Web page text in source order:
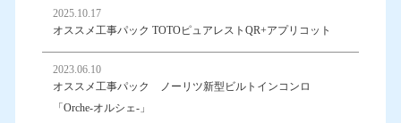
2025.10.17
オススメ工事パック TOTOピュアレストQR+アプリコット
2023.06.10
オススメ工事パック ノーリツ新型ビルトインコンロ
「Orche-オルシェ-」